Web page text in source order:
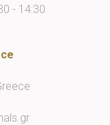
- 14:30